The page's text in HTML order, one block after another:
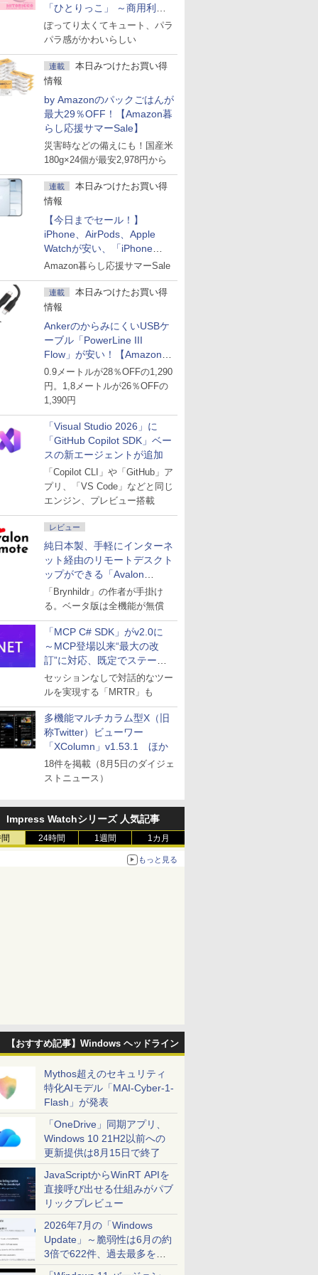
「ひとりっこ」 ～商用利用
OK
ぽってり太くてキュート、パラ
パラ感がかわいらしい
連載
本日みつけたお買い得
情報
by Amazonのパックごはんが
最大29％OFF！【Amazon暮
らし応援サマーSale】
災害時などの備えにも！国産米
180g×24個が最安2,978円から
連載
本日みつけたお買い得
情報
【今日までセール！】
iPhone、AirPods、Apple
Watchが安い、「iPhone
Air」256GB版が139,800円な
Amazon暮らし応援サマーSale
連載
本日みつけたお買い得
情報
AnkerのからみにくいUSBケ
ーブル「PowerLine III
Flow」が安い！【Amazon暮
らし応援サマーSale】
0.9メートルが28％OFFの1,290
円。1,8メートルが26％OFFの
1,390円
「Visual Studio 2026」に
「GitHub Copilot SDK」ベー
スの新エージェントが追加
「Copilot CLI」や「GitHub」ア
プリ、「VS Code」などと同じ
エンジン、プレビュー搭載
レビュー
純日本製、手軽にインターネ
ット経由のリモートデスクト
ップができる「Avalon
remote」
「Brynhildr」の作者が手掛け
る。ベータ版は全機能が無償
「MCP C# SDK」がv2.0に
～MCP登場以来“最大の改
訂”に対応、既定でステート
レスへ
セッションなしで対話的なツー
ルを実現する「MRTR」も
多機能マルチカラム型X（旧
称Twitter）ビューワー
「XColumn」v1.53.1 ほか
18件を掲載（8月5日のダイジェ
ストニュース）
Impress Watchシリーズ 人気記事
24時間 1週間 1カ月
もっと見る
【おすすめ記事】Windows ヘッドライン
Mythos超えのセキュリティ
特化AIモデル「MAI-Cyber-1-
Flash」が発表
「OneDrive」同期アプリ、
Windows 10 21H2以前への
更新提供は8月15日で終了
JavaScriptからWinRT APIを
直接呼び出せる仕組みがパブ
リックプレビュー
2026年7月の「Windows
Update」～脆弱性は6月の約
3倍で622件、過去最多を大
幅に更新